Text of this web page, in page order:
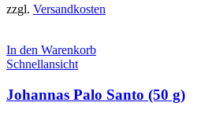
zzgl. Versandkosten
In den Warenkorb
Schnellansicht
Johannas Palo Santo (50 g)